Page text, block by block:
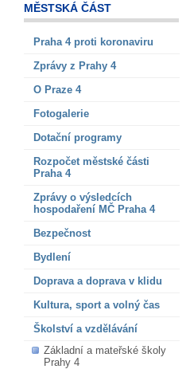
MĚSTSKÁ ČÁST
Praha 4 proti koronaviru
Zprávy z Prahy 4
O Praze 4
Fotogalerie
Dotační programy
Rozpočet městské části
Praha 4
Zprávy o výsledcích
hospodaření MČ Praha 4
Bezpečnost
Bydlení
Doprava a doprava v klidu
Kultura, sport a volný čas
Školství a vzdělávání
Základní a mateřské školy
Prahy 4